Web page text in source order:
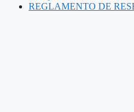
REGLAMENTO DE